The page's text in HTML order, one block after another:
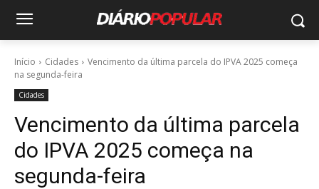
Início Cidades
Vencimento da última parcela do IPVA 2025 começa
na segunda-feira
Cidades
Vencimento da última parcela
do IPVA 2025 começa na
segunda-feira